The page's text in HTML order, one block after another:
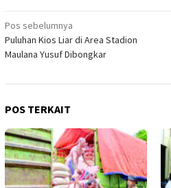
Navigasi
pos
Pos sebelumnya
Puluhan Kios Liar di Area Stadion
Maulana Yusuf Dibongkar
POS TERKAIT